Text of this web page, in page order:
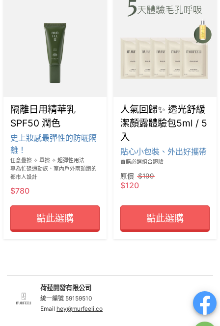
隔離日用精華乳
SPF50 潤色
史上妝感最彈性的防曬隔
離！
任意疊擦 ✧ 單擦 ✧ 超彈性用法
專為忙碌通勤族、室內戶外兩頭跑的
都市人設計
$780
點此選購
人氣回歸✨ 透光舒緩
潔顏露體驗包5ml / 5
入
貼心小包裝、外出好攜帶
首購必選組合體驗
原價 $199
$120
點此選購
荷菈開發有限公司
統一編號 59159510
Email hey@murfeeli.co